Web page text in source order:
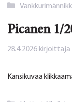
Kategoriat
Picanen 1/
28.4.2026 kirjoittaja
Kansikuvaa